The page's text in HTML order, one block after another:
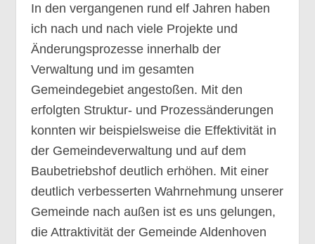
In den vergangenen rund elf Jahren haben
ich nach und nach viele Projekte und
Änderungsprozesse innerhalb der
Verwaltung und im gesamten
Gemeindegebiet angestoßen. Mit den
erfolgten Struktur- und Prozessänderungen
konnten wir beispielsweise die Effektivität in
der Gemeindeverwaltung und auf dem
Baubetriebshof deutlich erhöhen. Mit einer
deutlich verbesserten Wahrnehmung unserer
Gemeinde nach außen ist es uns gelungen,
die Attraktivität der Gemeinde Aldenhoven